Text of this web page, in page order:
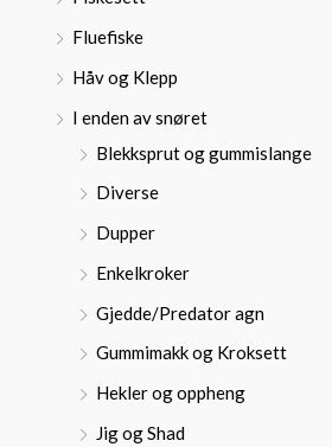
Fluefiske
Håv og Klepp
I enden av snøret
Blekksprut og gummislange
Diverse
Dupper
Enkelkroker
Gjedde/Predator agn
Gummimakk og Kroksett
Hekler og oppheng
Jig og Shad